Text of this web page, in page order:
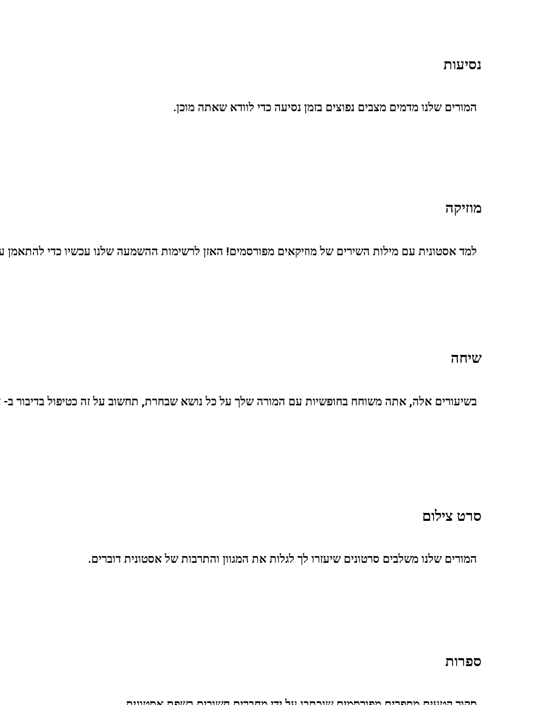
נסיעות
המורים שלנו מדמים מצבים נפוצים בזמן נסיעה כדי לוודא שאתה מוכן.
מוזיקה
למד אסטונית עם מילות השירים של מוזיקאים מפורסמים! האזן לרשימות ההשמעה שלנו עכשיו כדי להתאמן
שיחה
בשיעורים אלה, אתה משוחח בחופשיות עם המורה שלך על כל נושא שבחרת, תחשוב על זה כטיפול בדיבור ב-
סרט צילום
המורים שלנו משלבים סרטונים שיעזרו לך לגלות את המגוון והתרבות של אסטונית דוברים.
ספרות